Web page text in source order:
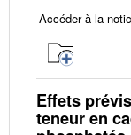
Accéder à la
Effets
teneur en